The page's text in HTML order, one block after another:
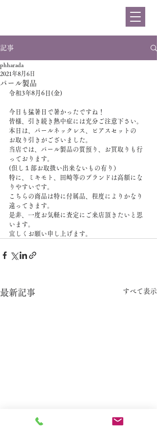
記事
パール製品
phharada
2021年8月6日
令和3年8月6日(金)
今日も猛暑日で暑かったですね！
皆様、引き続き熱中症には充分ご注意下さい。
本日は、パールネックレス、ピアスセットの
お取り引きがございました。
当店では、パール製品の質預り、お買取りも行
っております。
(但し１部お取扱い出来ないもの有り）
特に、ミキモト、田崎等のブランドは高額にな
りやすいです。
こちらの商品は特に付属品、程度によりかなり
違ってきます。
是非、一度お気軽に査定にご来店頂きたいと思
います。
宜しくお願い申し上げます。
最新記事 すべて表示